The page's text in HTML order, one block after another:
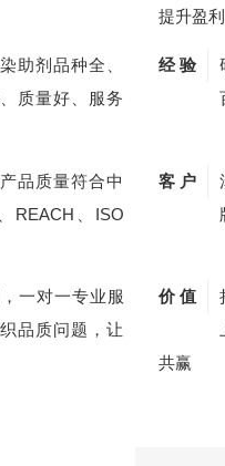
提升盈
助剂品种全、
质量好、服务
经 验
品质量符合中
REACH、ISO
客 户
一对一专业服
品质问题，让
价 值
共赢